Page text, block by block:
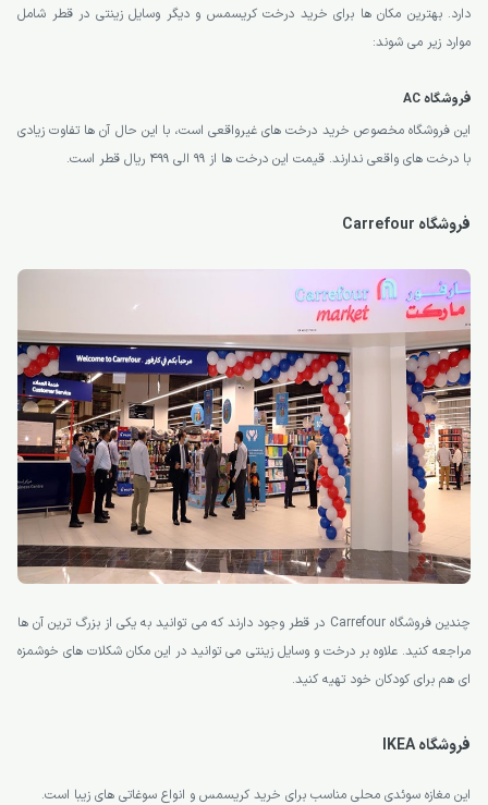
دارد. بهترین مکان ها برای خرید درخت کریسمس و دیگر وسایل زینتی در قطر شامل
موارد زیر می شوند:
فروشگاه AC
این فروشگاه مخصوص خرید درخت های غیرواقعی است، با این حال آن ها تفاوت زیادی
با درخت های واقعی ندارند. قیمت این درخت ها از 99 الی 499 ریال قطر است.
فروشگاه Carrefour
چندین فروشگاه Carrefour در قطر وجود دارند که می توانید به یکی از بزرگ ترین آن ها
مراجعه کنید. علاوه بر درخت و وسایل زینتی می توانید در این مکان شکلات های خوشمزه
ای هم برای کودکان خود تهیه کنید.
فروشگاه IKEA
این مغازه سوئدی محلی مناسب برای خرید کریسمس و انواع سوغاتی های زیبا است.